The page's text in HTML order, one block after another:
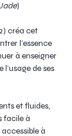
)
créa cet
l’essence
à enseigner
de ses
et fluides,
facile à
à